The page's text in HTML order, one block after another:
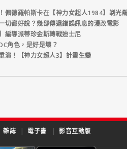
佩德羅帕斯卡在【神力女超人1984】剃光
切都好說？幾部傳遞錯誤訊息的漫改電影
編導派蒂珍金斯轉戰迪士尼
角色，是好是壞？
演！【神力女超人3】計畫生變
雜誌 | 電子書 | 影音互動版